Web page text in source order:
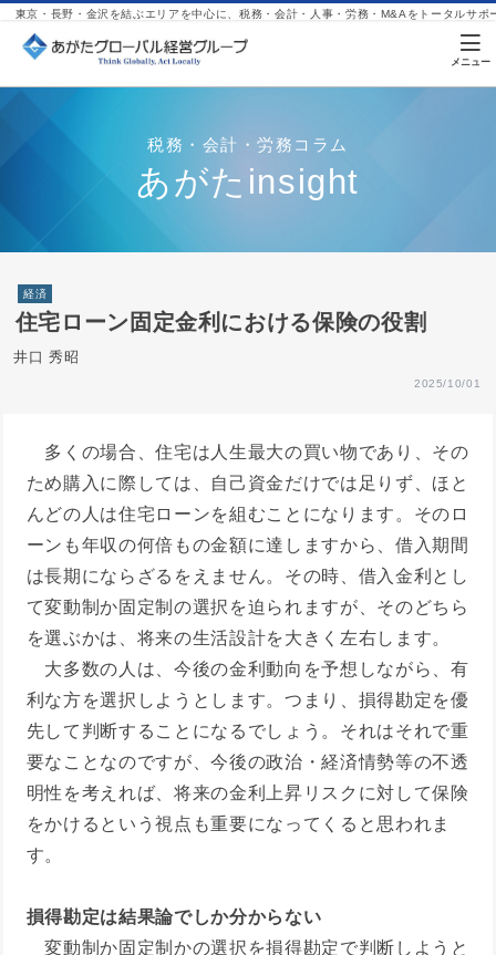
東京・長野・金沢を結ぶエリアを中心に、税務・会計・人事・労務・M&Aをトータルサポ
税務・会計・労務コラム
あがたinsight
経済
住宅ローン固定金利における保険の役割
井口 秀昭
2025/10/01
多くの場合、住宅は人生最大の買い物であり、その
ため購入に際しては、自己資金だけでは足りず、ほと
んどの人は住宅ローンを組むことになります。そのロ
ーンも年収の何倍もの金額に達しますから、借入期間
は長期にならざるをえません。その時、借入金利とし
て変動制か固定制の選択を迫られますが、そのどちら
を選ぶかは、将来の生活設計を大きく左右します。
大多数の人は、今後の金利動向を予想しながら、有
利な方を選択しようとします。つまり、損得勘定を優
先して判断することになるでしょう。それはそれで重
要なことなのですが、今後の政治・経済情勢等の不透
明性を考えれば、将来の金利上昇リスクに対して保険
をかけるという視点も重要になってくると思われま
す。
損得勘定は結果論でしか分からない
変動制か固定制かの選択を損得勘定で判断しようと